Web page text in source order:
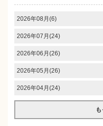
2026年08月(6)
2026年07月(24)
2026年06月(26)
2026年05月(26)
2026年04月(24)